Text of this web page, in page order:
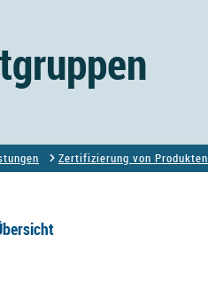
Zertifizierung von Produkten